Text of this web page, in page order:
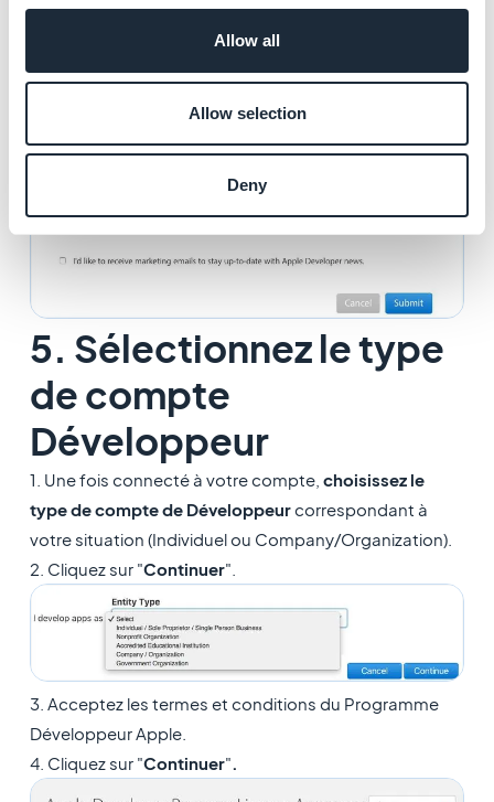
Allow all
Allow selection
Deny
5. Sélectionnez le type
de compte
Développeur
1. Une fois connecté à votre compte, choisissez le
type de compte de Développeurcorrespondant à
votre situation (Individuel ou Company/Organization).
2. Cliquez sur "Continuer".
3. Acceptez les termes et conditions du Programme
Développeur Apple.
4. Cliquez sur "Continuer".